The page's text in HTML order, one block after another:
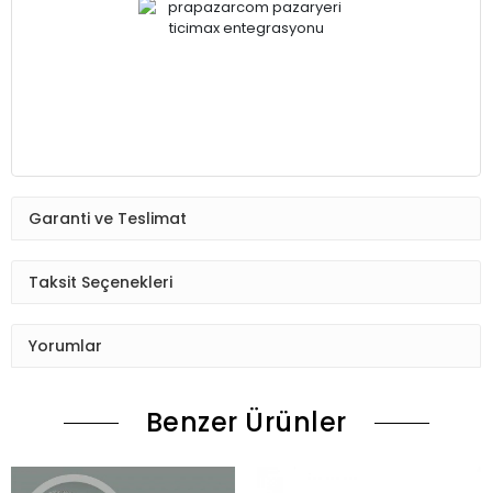
Garanti ve Teslimat
Taksit Seçenekleri
Yorumlar
Benzer Ürünler